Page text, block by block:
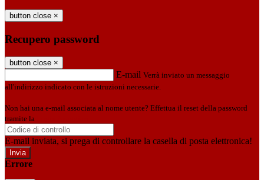
button close ×
Recupero password
button close ×
E-mail Verrà inviato un messaggio
all'indirizzo indicato con le istruzioni necessarie.
Non hai una e-mail associata al nome utente? Effettua il reset della password
tramite la
E-mail inviata, si prega di controllare la casella di posta elettronica!
Errore